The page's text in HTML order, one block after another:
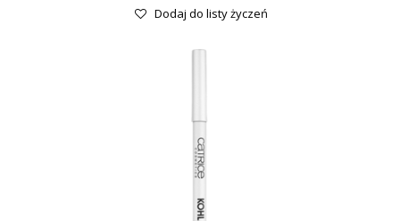
Dodaj do listy życzeń